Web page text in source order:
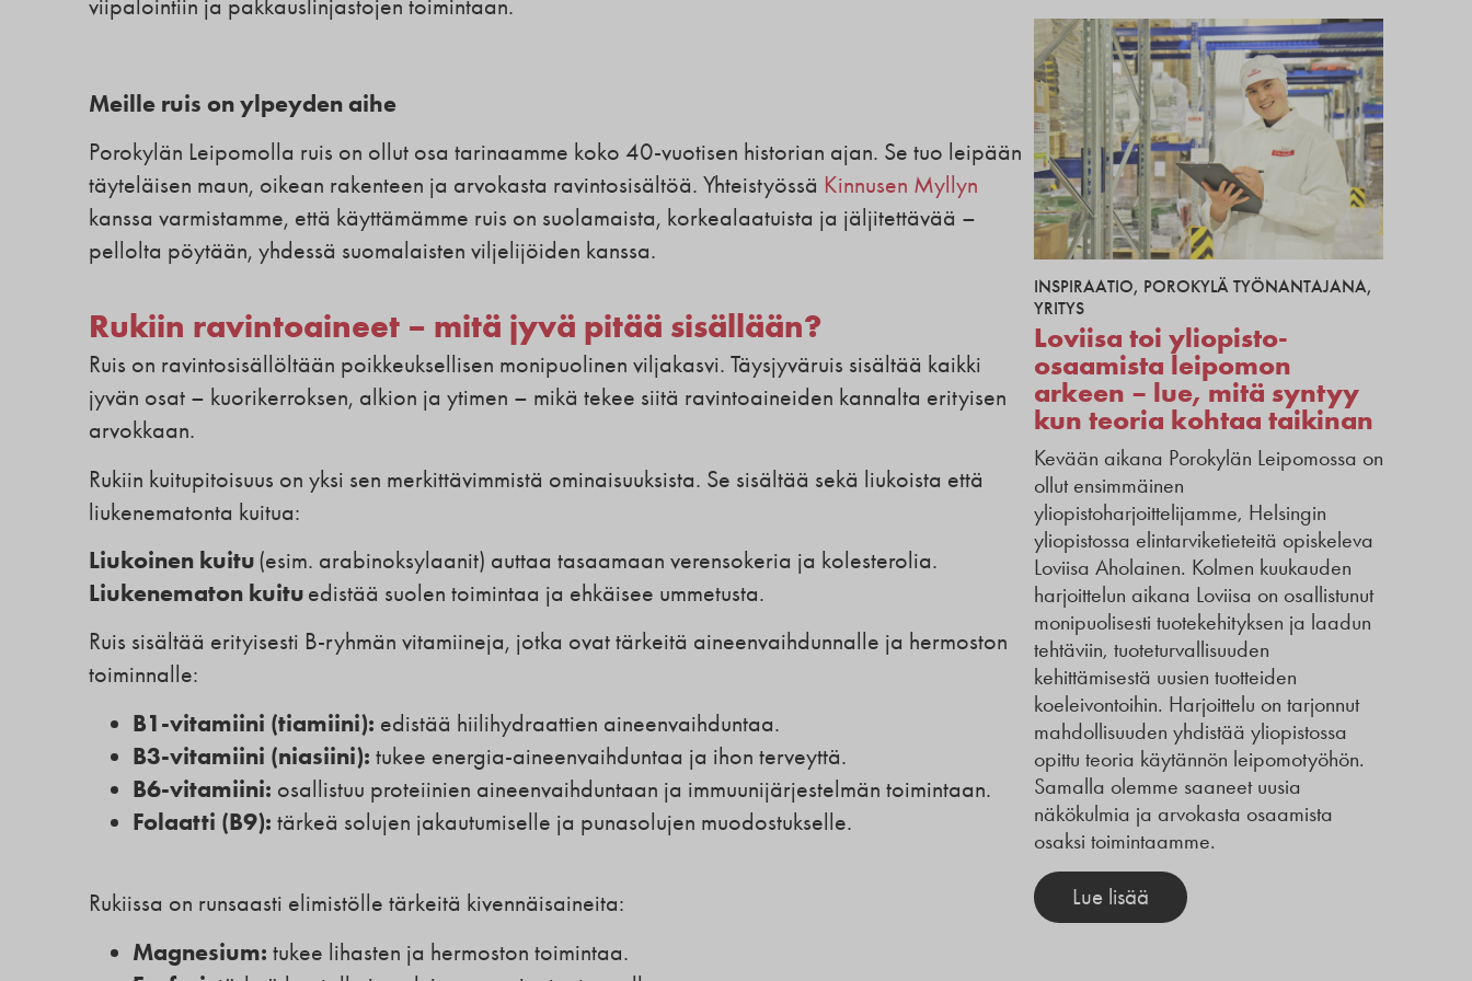
viipalointiin ja pakkauslinjastojen toimintaan.
Meille ruis on ylpeyden aihe
Porokylän Leipomolla ruis on ollut osa tarinaamme koko 40-vuotisen historian ajan. Se tuo leipään
täyteläisen maun, oikean rakenteen ja arvokasta ravintosisältöä. Yhteistyössä Kinnusen Myllyn
kanssa varmistamme, että käyttämämme ruis on suolamaista, korkealaatuista ja jäljitettävää –
pellolta pöytään, yhdessä suomalaisten viljelijöiden kanssa.
Rukiin ravintoaineet – mitä jyvä pitää sisällään?
Ruis on ravintosisällöltään poikkeuksellisen monipuolinen viljakasvi. Täysjyväruis sisältää kaikki
jyvän osat – kuorikerroksen, alkion ja ytimen – mikä tekee siitä ravintoaineiden kannalta erityisen
arvokkaan.
Rukiin kuitupitoisuus on yksi sen merkittävimmistä ominaisuuksista. Se sisältää sekä liukoista että
liukenematonta kuitua:
Liukoinen kuitu(esim. arabinoksylaanit) auttaa tasaamaan verensokeria ja kolesterolia.
Liukenematon kuituedistää suolen toimintaa ja ehkäisee ummetusta.
Ruis sisältää erityisesti B-ryhmän vitamiineja, jotka ovat tärkeitä aineenvaihdunnalle ja hermoston
toiminnalle:
B1-vitamiini (tiamiini): edistää hiilihydraattien aineenvaihduntaa.
B3-vitamiini (niasiini): tukee energia-aineenvaihduntaa ja ihon terveyttä.
B6-vitamiini: osallistuu proteiinien aineenvaihduntaan ja immuunijärjestelmän toimintaan.
Folaatti (B9): tärkeä solujen jakautumiselle ja punasolujen muodostukselle.
Rukiissa on runsaasti elimistölle tärkeitä kivennäisaineita:
Magnesium: tukee lihasten ja hermoston toimintaa.
INSPIRAATIO, POROKYLÄ TYÖNANTAJANA,
YRITYS
Loviisa toi yliopisto-
osaamista leipomon
arkeen – lue, mitä syntyy
kun teoria kohtaa taikinan
Kevään aikana Porokylän Leipomossa on
ollut ensimmäinen
yliopistoharjoittelijamme, Helsingin
yliopistossa elintarviketieteitä opiskeleva
Loviisa Aholainen. Kolmen kuukauden
harjoittelun aikana Loviisa on osallistunut
monipuolisesti tuotekehityksen ja laadun
tehtäviin, tuoteturvallisuuden
kehittämisestä uusien tuotteiden
koeleivontoihin. Harjoittelu on tarjonnut
mahdollisuuden yhdistää yliopistossa
opittu teoria käytännön leipomotyöhön.
Samalla olemme saaneet uusia
näkökulmia ja arvokasta osaamista
osaksi toimintaamme.
Lue lisää